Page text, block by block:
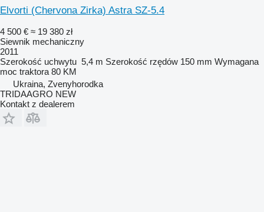
Elvorti (Chervona Zirka) Astra SZ-5.4
4 500 € ≈ 19 380 zł
Siewnik mechaniczny
2011
Szerokość uchwytu 5,4 m Szerokość rzędów 150 mm Wymagana
moc traktora 80 KM
Ukraina, Zvenyhorodka
TRIDAAGRO NEW
Kontakt z dealerem